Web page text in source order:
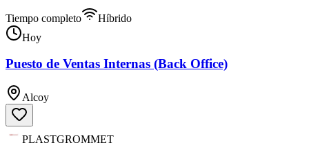
Tiempo completo
Híbrido
Hoy
Puesto de Ventas Internas (Back Office)
Alcoy
PLASTGROMMET